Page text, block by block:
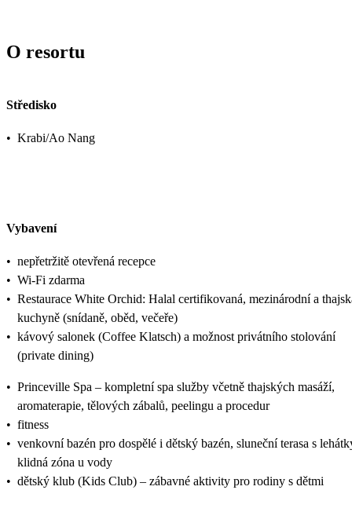
O resortu
Středisko
• Krabi/Ao Nang
Vybavení
• nepřetržitě otevřená recepce
• Wi-Fi zdarma
• Restaurace White Orchid: Halal certifikovaná, mezinárodní a
kuchyně (snídaně, oběd, večeře)
• kávový salonek (Coffee Klatsch) a možnost privátního stolování
(private dining)
• Princeville Spa – kompletní spa služby včetně thajských masáží,
aromaterapie, tělových zábalů, peelingu a procedur
• fitness
• venkovní bazén pro dospělé i dětský bazén, sluneční terasa s
klidná zóna u vody
• dětský klub (Kids Club) – zábavné aktivity pro rodiny s dětmi